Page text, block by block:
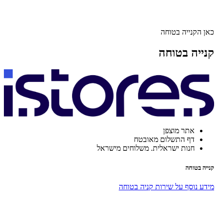
כאן הקנייה בטוחה
קנייה בטוחה
אתר מוצפן
דף התשלום מאובטח
חנות ישראלית. משלוחים מישראל
קנייה בטוחה
מידע נוסף על שירות קניה בטוחה